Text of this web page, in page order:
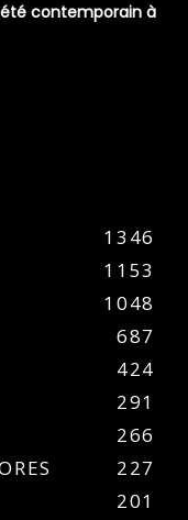
été contemporain à
1346
1153
1048
687
424
291
266
227
201